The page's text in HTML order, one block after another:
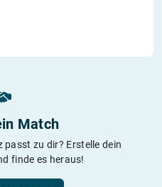
Match
zu dir? Erstelle dein
finde es heraus!